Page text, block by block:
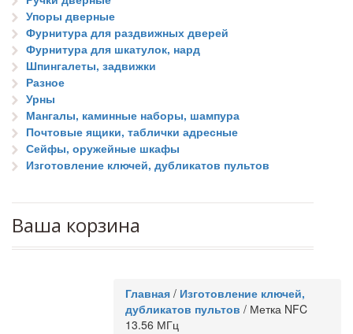
Упоры дверные
Фурнитура для раздвижных дверей
Фурнитура для шкатулок, нард
Шпингалеты, задвижки
Разное
Урны
Мангалы, каминные наборы, шампура
Почтовые ящики, таблички адресные
Сейфы, оружейные шкафы
Изготовление ключей, дубликатов пультов
Ваша корзина
Главная / Изготовление ключей,
дубликатов пультов / Метка NFC
13.56 МГц